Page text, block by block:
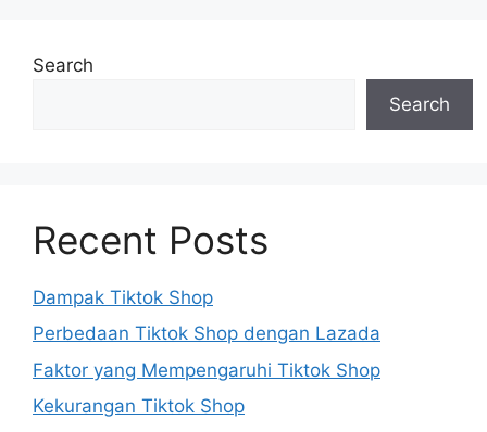
Search
Search
Recent Posts
Dampak Tiktok Shop
Perbedaan Tiktok Shop dengan Lazada
Faktor yang Mempengaruhi Tiktok Shop
Kekurangan Tiktok Shop